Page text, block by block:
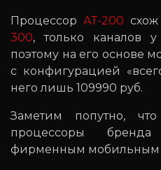
Процессор AT-200
300, только каналов
поэтому на его основе
с конфигурацией
него лишь 109990 руб.
Заметим попутно,
процессоры бренда
фирменным мобильным